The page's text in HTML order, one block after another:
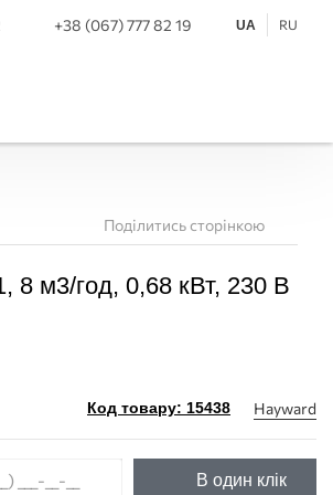
+38 (067) 777 82 19 UA RU
Поділитись сторінкою
8 м3/год, 0,68 кВт, 230 В
Код товару: 15438 Hayward
В один клік